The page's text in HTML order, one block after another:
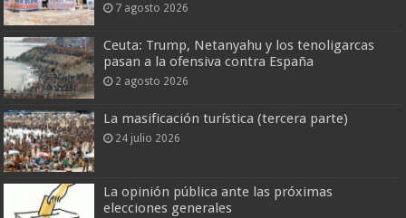
7 agosto 2026
Ceuta: Trump, Netanyahu y los tenoligarcas
pasan a la ofensiva contra España
2 agosto 2026
La masificación turística (tercera parte)
24 julio 2026
La opinión pública ante las próximas
elecciones generales